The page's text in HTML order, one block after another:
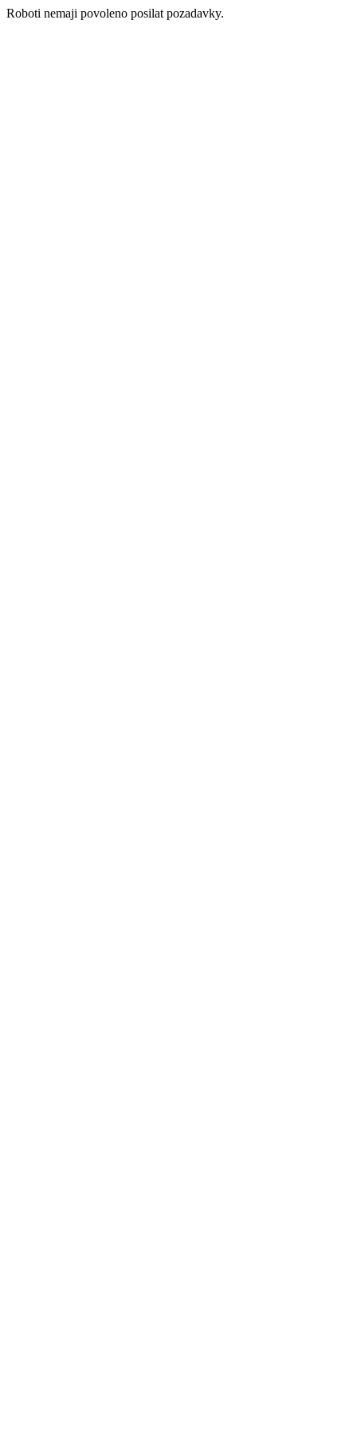
Roboti nemaji povoleno posilat pozadavky.